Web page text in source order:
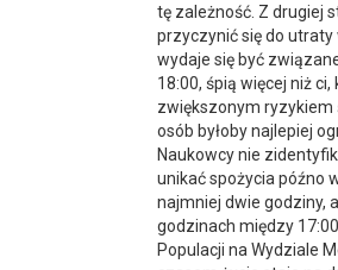
tę zależność. Z drugiej
przyczynić się do
wydaje się być
18:00, śpią więcej niż
zwiększonym ryzykiem
osób byłoby najlepiej
Naukowcy nie
unikać spożycia późno
najmniej dwie godziny,
godzinach między
Populacji na Wydziale